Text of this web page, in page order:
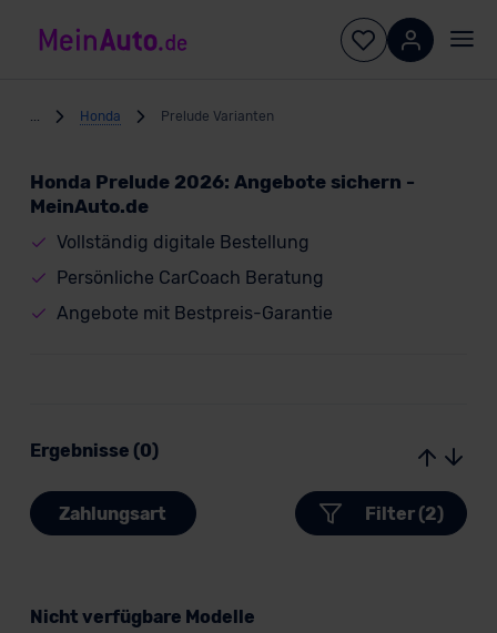
Honda Prelude Varianten
Honda Prelude 2026: Angebote sichern -
MeinAuto.de
Vollständig digitale Bestellung
Persönliche CarCoach Beratung
Angebote mit Bestpreis-Garantie
Ergebnisse (0)
Zahlungsart Filter (2)
Nicht verfügbare Modelle